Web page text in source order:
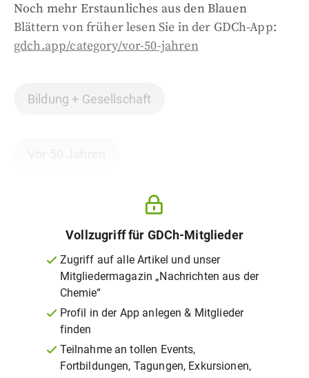
Noch mehr Erstaunliches aus den Blauen
Blättern von früher lesen Sie in der GDCh-App:
gdch.app/category/vor-50-jahren
Bildung + Gesellschaft
Vollzugriff für GDCh-Mitglieder
Zugriff auf alle Artikel und unser
Mitgliedermagazin „Nachrichten aus der
Chemie“
Profil in der App anlegen & Mitglieder
finden
Teilnahme an tollen Events,
Fortbildungen, Tagungen, Exkursionen,